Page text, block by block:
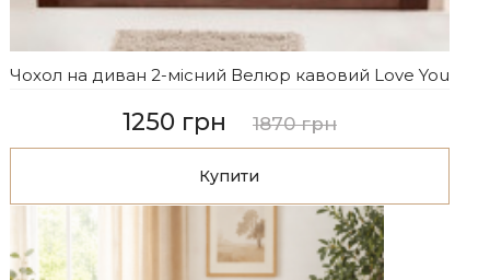
Чохол на диван 2-місний Велюр кавовий Love You
1250 грн 1870 грн
Купити